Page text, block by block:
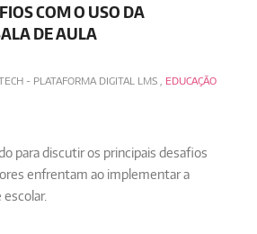
COM O USO DA
DE AULA
- PLATAFORMA DIGITAL LMS, EDUCAÇÃO
para discutir os principais desafios
enfrentam ao implementar a